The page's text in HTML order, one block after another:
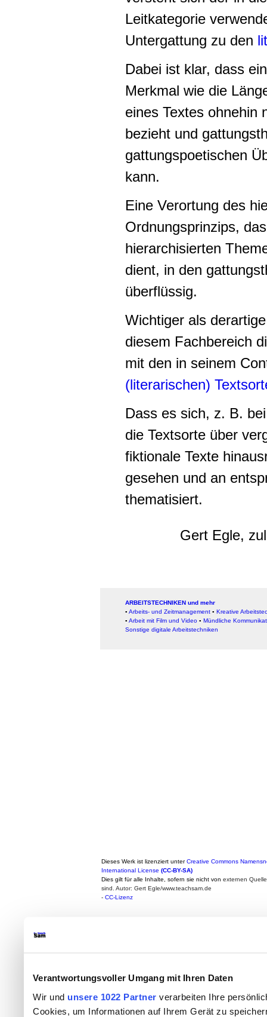
Verantwortungsvoller Umgang mit Ihren Daten
Wir und unsere 1022 Partner verarbeiten Ihre
Cookies, um Informationen auf Ihrem Gerät zu
Leitkategorie
Untergattung zu den
Dabei ist klar, dass
Merkmal wie die
eines Textes ohnehin
bezieht und
gattungspoetischen
kann.
Eine Verortung des
Ordnungsprinzips,
hierarchisierten
dient, in den
überflüssig.
Wichtiger als
diesem Fachbereich
mit den in seinem
(literarischen)
Dass es sich, z. B.
die Textsorte über
fiktionale Texte
gesehen und an
thematisiert.
Gert Egle,
ARBEITSTECHNIKEN und mehr
▪ Arbeits- und Zeitmanagement ▪ Kreative
▪ Arbeit mit Film und Video ▪ Mündliche
Sonstige digitale Arbeitstechniken
Dieses Werk ist lizenziert unterCreative Commons
International License (CC-BY-SA)
Dies gilt für alle Inhalte, sofern sie nicht von externen
sind. Autor: Gert Egle/www.teachsam.de
- CC-Lizenz